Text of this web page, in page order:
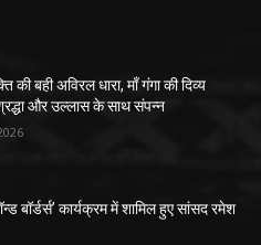
की बही अविरल धारा, माँ गंगा की दिव्य
और उल्लास के साथ संपन्न
बॉर्डर्स’ कार्यक्रम में शामिल हुए सांसद रमेश